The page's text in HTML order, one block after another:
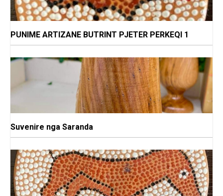
PUNIME ARTIZANE BUTRINT PJETER PERKEQI 1
Suvenire nga Saranda